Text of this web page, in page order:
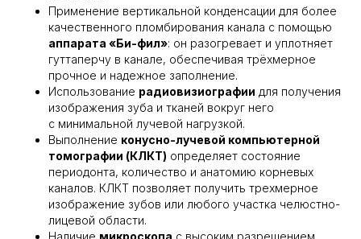
Применение вертикальной конденсации для более
качественного пломбирования канала с помощью
аппарата «Би-фил»: он разогревает и уплотняет
гуттаперчу в канале, обеспечивая трёхмерное
прочное и надежное заполнение.
Использование радиовизиографии для получения
изображения зуба и тканей вокруг него
с минимальной лучевой нагрузкой.
Выполнение конусно-лучевой компьютерной
томографии (КЛКТ) определяет состояние
периодонта, количество и анатомию корневых
каналов. КЛКТ позволяет получить трехмерное
изображение зубов или любого участка челюстно-
лицевой области.
Наличие микроскопа с высоким разрешением